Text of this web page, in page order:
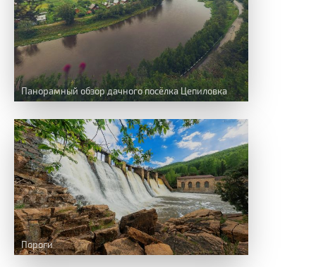
Панорамный обзор дачного посёлка Цепиловка
Пороги